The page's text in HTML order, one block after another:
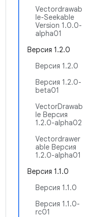
Vectordrawab
le-Seekable
Version 1.0.0-
alpha01
Версия 1.2.0
Версия 1.2.0
Версия 1.2.0-
beta01
VectorDrawab
le Версия
1.2.0-alpha02
Vectordrawer
able Версия
1.2.0-alpha01
Версия 1.1.0
Версия 1.1.0
Версия 1.1.0-
rc01